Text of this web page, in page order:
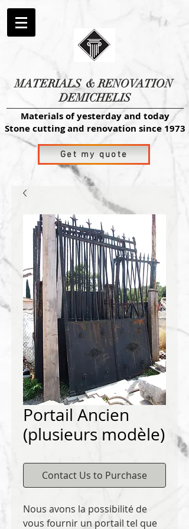
MATERIALS & RENOVATION
DEMICHELIS
Materials of yesterday and today
Stone cutting and renovation since 1973
Get my quote
Portail Ancien
(plusieurs modèle)
Contact Us to Purchase
Nous avons la possibilité de
vous fournir un portail tel que